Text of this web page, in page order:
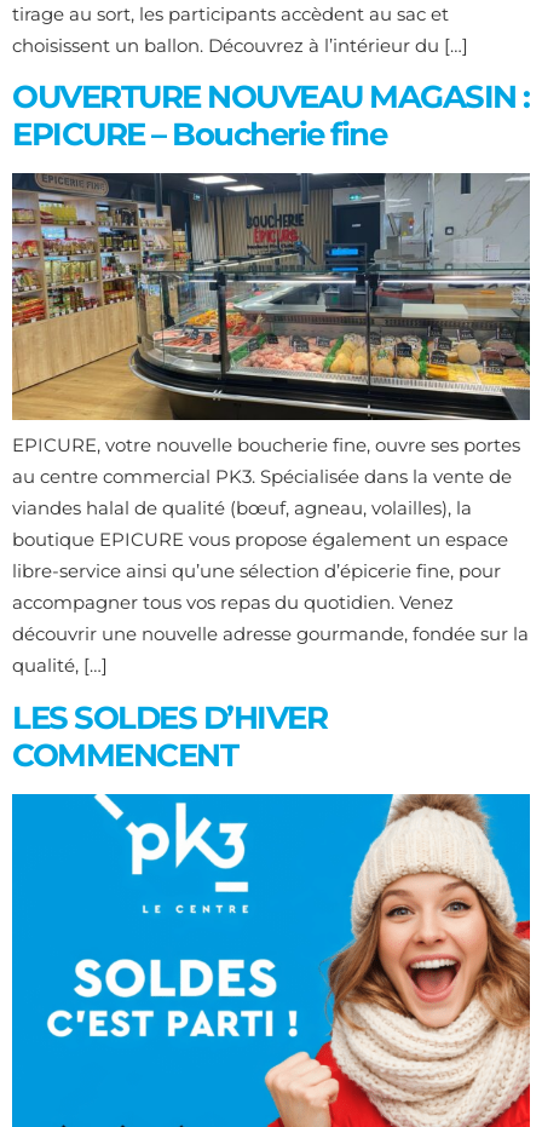
tirage au sort, les participants accèdent au sac et
choisissent un ballon. Découvrez à l’intérieur du […]
OUVERTURE NOUVEAU MAGASIN :
EPICURE – Boucherie fine
EPICURE, votre nouvelle boucherie fine, ouvre ses portes
au centre commercial PK3. Spécialisée dans la vente de
viandes halal de qualité (bœuf, agneau, volailles), la
boutique EPICURE vous propose également un espace
libre-service ainsi qu’une sélection d’épicerie fine, pour
accompagner tous vos repas du quotidien. Venez
découvrir une nouvelle adresse gourmande, fondée sur la
qualité, […]
LES SOLDES D’HIVER
COMMENCENT